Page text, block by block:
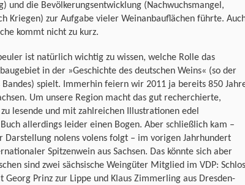
und die Bevölkerungsentwicklung (Nachwuchsmangel,
Kriegen) zur Aufgabe vieler Weinanbauflächen führte.
kommt nicht zu kurz.
ist natürlich wichtig zu wissen, welche Rolle das
in der »Geschichte des deutschen Weins« (so der
spielt. Immerhin feiern wir 2011 ja bereits 850
Um unsere Region macht das gut recherchierte,
lesende und mit zahlreichen Illustrationen edel
allerdings leider einen Bogen. Aber schließlich kam –
Darstellung nolens volens folgt – im vorigen Jahrhundert
Spitzenwein aus Sachsen. Das könnte sich aber
sind zwei sächsische Weingüter Mitglied im VDP:
Georg Prinz zur Lippe und Klaus Zimmerling aus Dresden-